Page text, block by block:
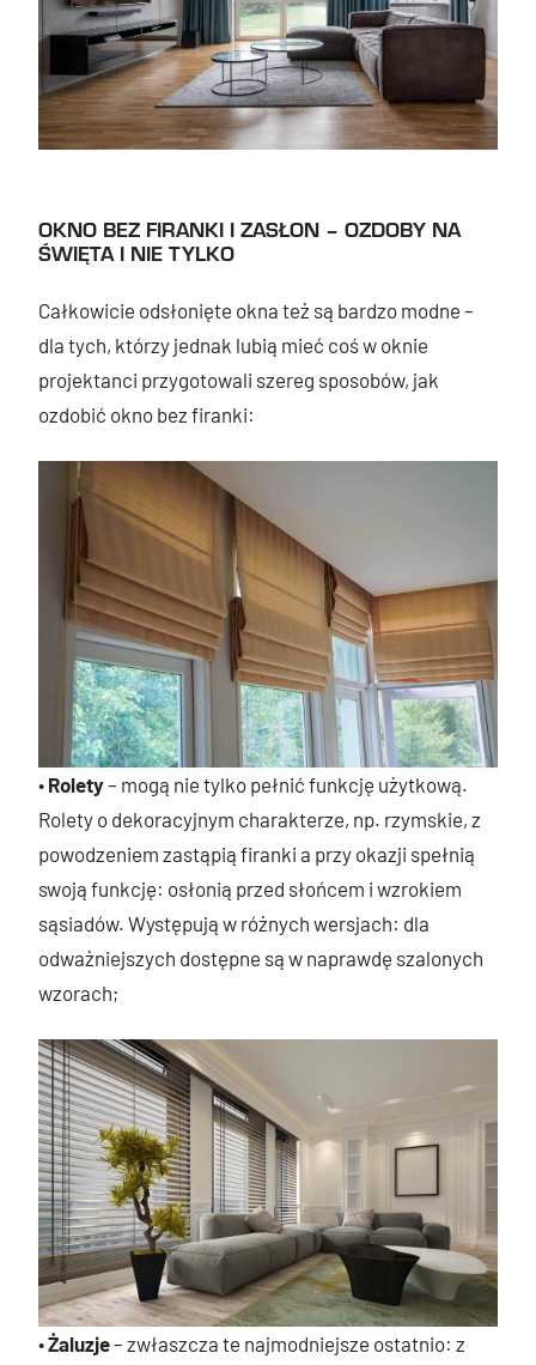
OKNO BEZ FIRANKI I ZASŁON – OZDOBY NA
ŚWIĘTA I NIE TYLKO
Całkowicie odsłonięte okna też są bardzo modne –
dla tych, którzy jednak lubią mieć coś w oknie
projektanci przygotowali szereg sposobów, jak
ozdobić okno bez firanki:
• Rolety– mogą nie tylko pełnić funkcję użytkową.
Rolety o dekoracyjnym charakterze, np. rzymskie, z
powodzeniem zastąpią firanki a przy okazji spełnią
swoją funkcję: osłonią przed słońcem i wzrokiem
sąsiadów. Występują w różnych wersjach: dla
odważniejszych dostępne są w naprawdę szalonych
wzorach;
•Żaluzje– zwłaszcza te najmodniejsze ostatnio: z